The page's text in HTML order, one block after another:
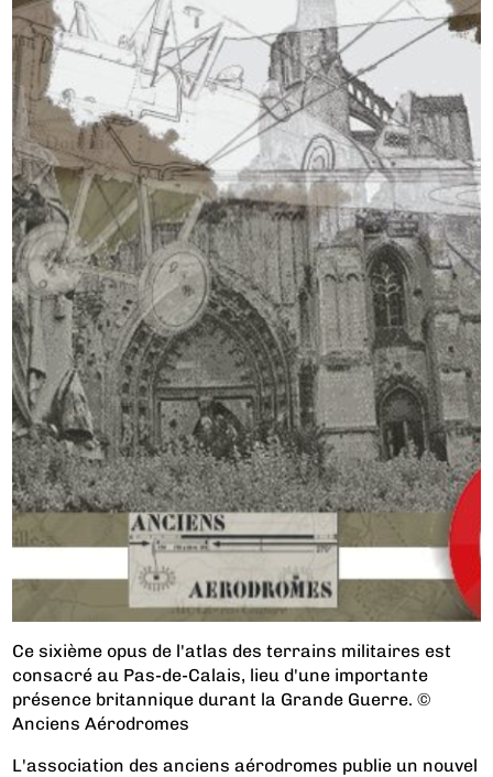
Ce sixième opus de l'atlas des terrains militaires est
consacré au Pas-de-Calais, lieu d'une importante
présence britannique durant la Grande Guerre. ©
Anciens Aérodromes
L'association des anciens aérodromes publie un nouvel